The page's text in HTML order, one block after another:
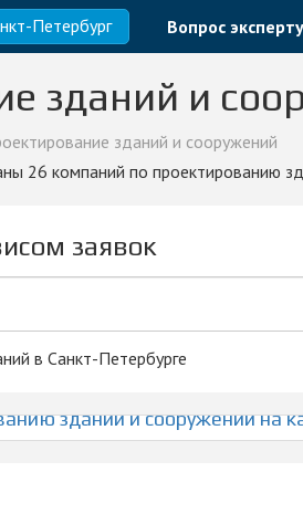
Петербург Вопрос эксперту
зданий и
зданий и сооружений
26 компаний по
заявок
в Санкт-Петербурге
зданий и сооружений на